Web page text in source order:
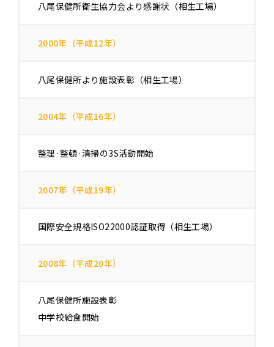
八尾保健所衛生協力会より感謝状（相生工場）
2000年（平成12年）
八尾保健所より施設表彰（相生工場）
2004年（平成16年）
整理·整頓·清掃の3S活動開始
2007年（平成19年）
国際安全規格ISO22000認証取得（相生工場）
2008年（平成20年）
八尾保健所施設表彰
中学校給食開始